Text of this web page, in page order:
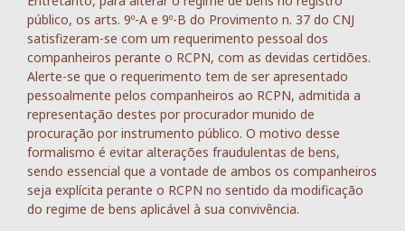
público, os arts. 9º-A e 9º-B do Provimento n. 37 do CNJ
satisfizeram-se com um requerimento pessoal dos
companheiros perante o RCPN, com as devidas certidões.
Alerte-se que o requerimento tem de ser apresentado
pessoalmente pelos companheiros ao RCPN, admitida a
representação destes por procurador munido de
procuração por instrumento público. O motivo desse
formalismo é evitar alterações fraudulentas de bens,
sendo essencial que a vontade de ambos os companheiros
seja explícita perante o RCPN no sentido da modificação
do regime de bens aplicável à sua convivência.